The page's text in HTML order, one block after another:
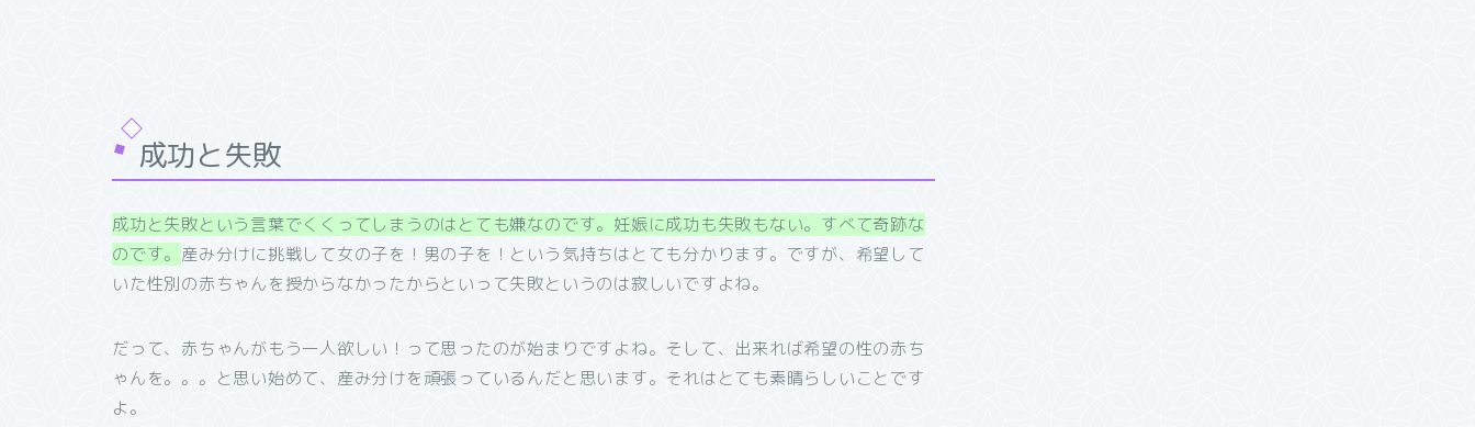
成功と失敗
成功と失敗という言葉でくくってしまうのはとても嫌なのです。妊娠に成功も失敗もない。すべて奇跡な
のです。 産み分けに挑戦して女の子を！男の子を！という気持ちはとても分かります。ですが、希望して
いた性別の赤ちゃんを授からなかったからといって失敗というのは寂しいですよね。
だって、赤ちゃんがもう一人欲しい！って思ったのが始まりですよね。そして、出来れば希望の性の赤ち
ゃんを。。。と思い始めて、産み分けを頑張っているんだと思います。それはとても素晴らしいことです
よ。